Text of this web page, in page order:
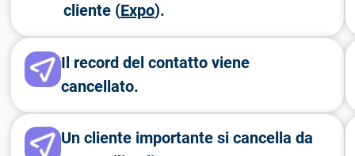
cliente (Expo).
Il record del contatto viene
cancellato.
Un cliente importante si cancella da